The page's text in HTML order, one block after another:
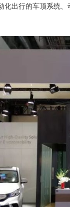
化出行的车顶系统、